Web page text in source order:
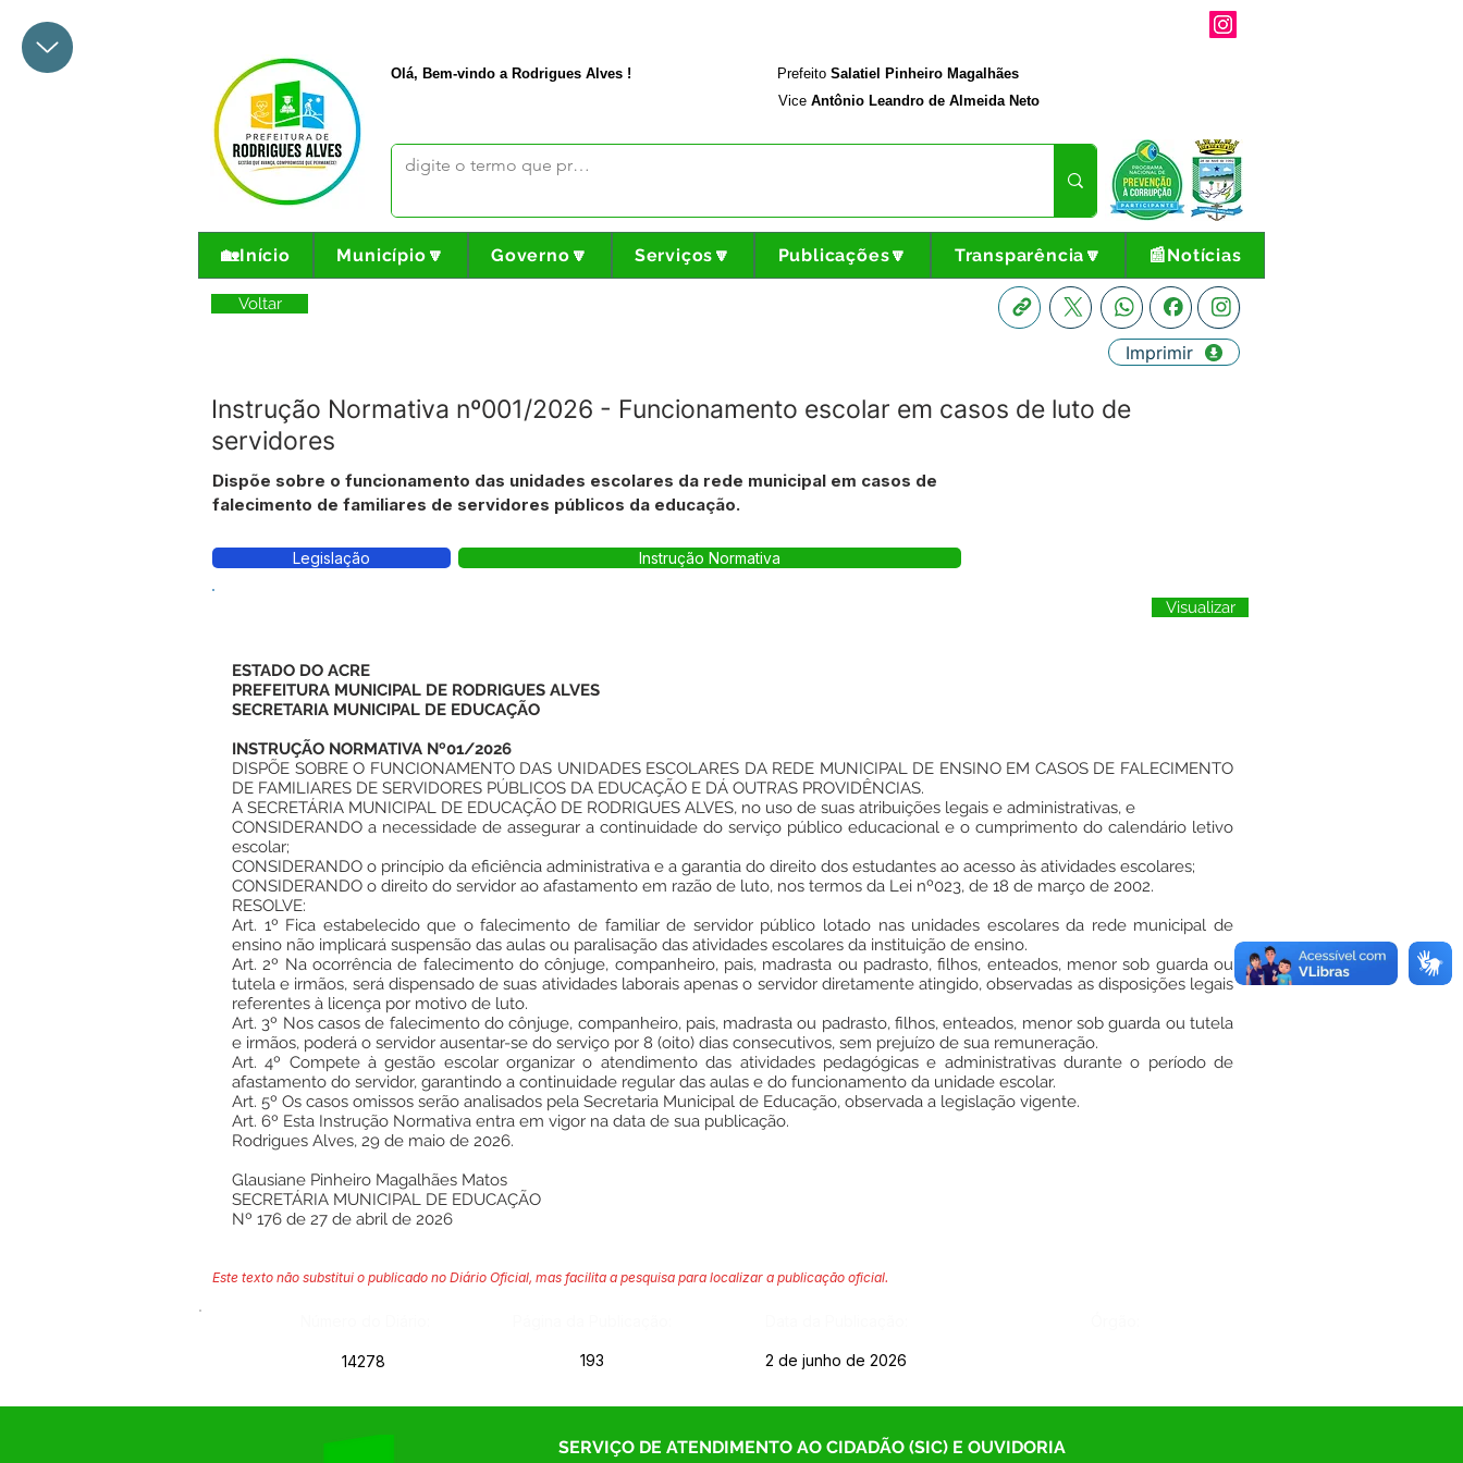
Olá, Bem-vindo a Rodrigues Alves ! Prefeito Salatiel Pinheiro Magalhães
Vice Antônio Leandro de Almeida Neto
🏡Início Município🔽 Governo🔽 Serviços🔽 Publicações🔽 Transparência🔽 📰Notícias
Voltar
Instrução Normativa nº001/2026 - Funcionamento escolar em casos de luto de
servidores
Imprimir
Dispõe sobre o funcionamento das unidades escolares da rede municipal em casos de
falecimento de familiares de servidores públicos da educação.
Legislação Instrução Normativa
Visualizar
ESTADO DO ACRE
PREFEITURA MUNICIPAL DE RODRIGUES ALVES
SECRETARIA MUNICIPAL DE EDUCAÇÃO
INSTRUÇÃO NORMATIVA Nº01/2026
DISPÕE SOBRE O FUNCIONAMENTO DAS UNIDADES ESCOLARES DA REDE MUNICIPAL DE ENSINO EM CASOS DE FALECIMENTO
DE FAMILIARES DE SERVIDORES PÚBLICOS DA EDUCAÇÃO E DÁ OUTRAS PROVIDÊNCIAS.
A SECRETÁRIA MUNICIPAL DE EDUCAÇÃO DE RODRIGUES ALVES, no uso de suas atribuições legais e administrativas, e
CONSIDERANDO a necessidade de assegurar a continuidade do serviço público educacional e o cumprimento do calendário letivo
escolar;
CONSIDERANDO o princípio da eficiência administrativa e a garantia do direito dos estudantes ao acesso às atividades escolares;
CONSIDERANDO o direito do servidor ao afastamento em razão de luto, nos termos da Lei nº023, de 18 de março de 2002.
RESOLVE:
Art. 1º Fica estabelecido que o falecimento de familiar de servidor público lotado nas unidades escolares da rede municipal de
ensino não implicará suspensão das aulas ou paralisação das atividades escolares da instituição de ensino.
Art. 2º Na ocorrência de falecimento do cônjuge, companheiro, pais, madrasta ou padrasto, filhos, enteados, menor sob guarda ou
tutela e irmãos, será dispensado de suas atividades laborais apenas o servidor diretamente atingido, observadas as disposições legais
referentes à licença por motivo de luto.
Art. 3º Nos casos de falecimento do cônjuge, companheiro, pais, madrasta ou padrasto, filhos, enteados, menor sob guarda ou tutela
e irmãos, poderá o servidor ausentar-se do serviço por 8 (oito) dias consecutivos, sem prejuízo de sua remuneração.
Art. 4º Compete à gestão escolar organizar o atendimento das atividades pedagógicas e administrativas durante o período de
afastamento do servidor, garantindo a continuidade regular das aulas e do funcionamento da unidade escolar.
Art. 5º Os casos omissos serão analisados pela Secretaria Municipal de Educação, observada a legislação vigente.
Art. 6º Esta Instrução Normativa entra em vigor na data de sua publicação.
Rodrigues Alves, 29 de maio de 2026.
Glausiane Pinheiro Magalhães Matos
SECRETÁRIA MUNICIPAL DE EDUCAÇÃO
Nº 176 de 27 de abril de 2026
Este texto não substitui o publicado no Diário Oficial, mas facilita a pesquisa para localizar a publicação oficial.
14278 193 2 de junho de 2026
SERVIÇO DE ATENDIMENTO AO CIDADÃO (SIC) E OUVIDORIA